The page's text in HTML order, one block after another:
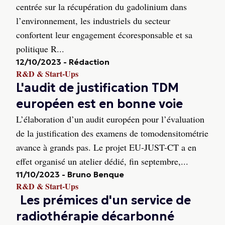
centrée sur la récupération du gadolinium dans
l’environnement, les industriels du secteur
confortent leur engagement écoresponsable et sa
politique R...
12/10/2023 - Rédaction
R&D & Start-Ups
L'audit de justification TDM
européen est en bonne voie
L’élaboration d’un audit européen pour l’évaluation
de la justification des examens de tomodensitométrie
avance à grands pas. Le projet EU-JUST-CT a en
effet organisé un atelier dédié, fin septembre,...
11/10/2023 - Bruno Benque
R&D & Start-Ups
Les prémices d'un service de
radiothérapie décarbonné